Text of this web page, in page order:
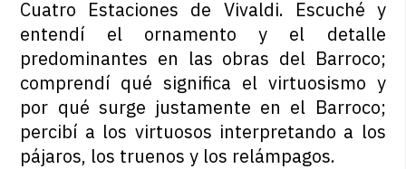
Cuatro Estaciones de Vivaldi. Escuché y
entendí el ornamento y el detalle
predominantes en las obras del Barroco;
comprendí qué significa el virtuosismo y
por qué surge justamente en el Barroco;
percibí a los virtuosos interpretando a los
pájaros, los truenos y los relámpagos.